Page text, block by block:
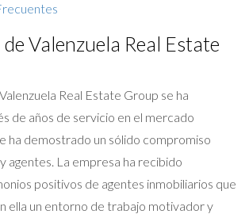
Valenzuela Real Estate
Real Estate Group se ha
de años de servicio en el mercado
ha demostrado un sólido compromiso
agentes. La empresa ha recibido
positivos de agentes inmobiliarios que
ella un entorno de trabajo motivador y